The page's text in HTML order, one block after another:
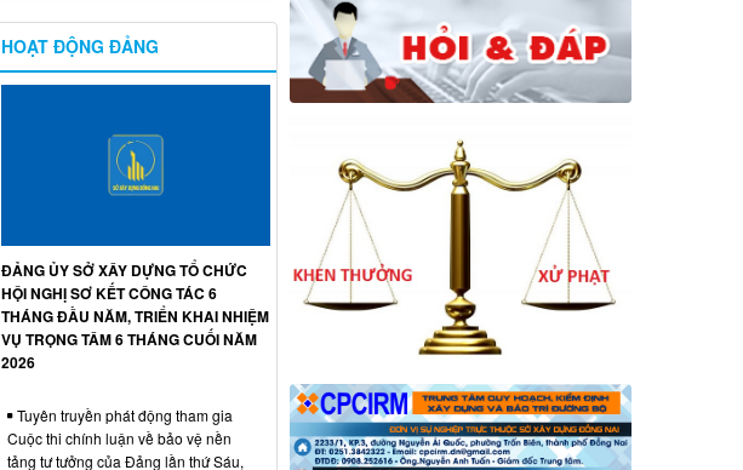
HOẠT ĐỘNG ĐẢNG
ĐẢNG ỦY SỞ XÂY DỰNG TỔ CHỨC
HỘI NGHỊ SƠ KẾT CÔNG TÁC 6
THÁNG ĐẦU NĂM, TRIỂN KHAI NHIỆM
VỤ TRỌNG TÂM 6 THÁNG CUỐI NĂM
2026
Tuyên truyền phát động tham gia
Cuộc thi chính luận về bảo vệ nền
tảng tư tưởng của Đảng lần thứ Sáu,